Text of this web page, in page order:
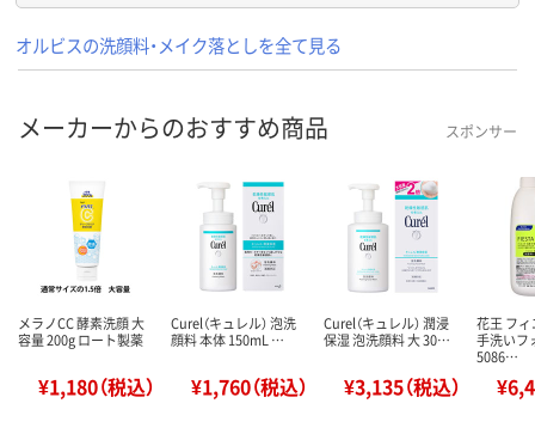
オルビスの洗顔料・メイク落としを全て見る
メーカーからのおすすめ商品 スポンサー
メラノCC 酵素洗顔 大
容量 200g ロート製薬
¥1,180（税込）
Curel（キュレル） 泡洗
顔料 本体 150mL …
¥1,760（税込）
Curel（キュレル） 潤浸
保湿 泡洗顔料 大 30…
¥3,135（税込）
花王 フィ
手洗いフ
5086…